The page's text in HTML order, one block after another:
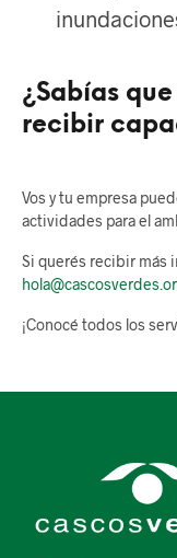
¿Sabías
recibir
Vos y tu empresa
actividades para el
Si querés recibir más
¡Conocé todos los